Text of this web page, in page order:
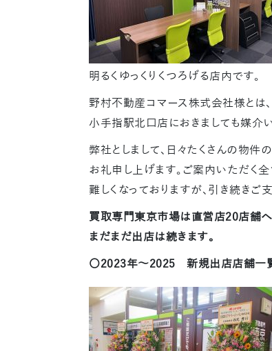
明るくゆっくりくつろげる店内です。
野村不動産コマース株式会社様とは
小手指駅北口店におきましても媒介
弊社としまして、日々たくさんの物件
お礼申し上げます。ご案内いただく
難しくなっておりますが、引き続きご
買取専門東京市場は直営店20店舗へ
まだまだ出店は続きます。
〇2023年～2025 新規出店店舗一